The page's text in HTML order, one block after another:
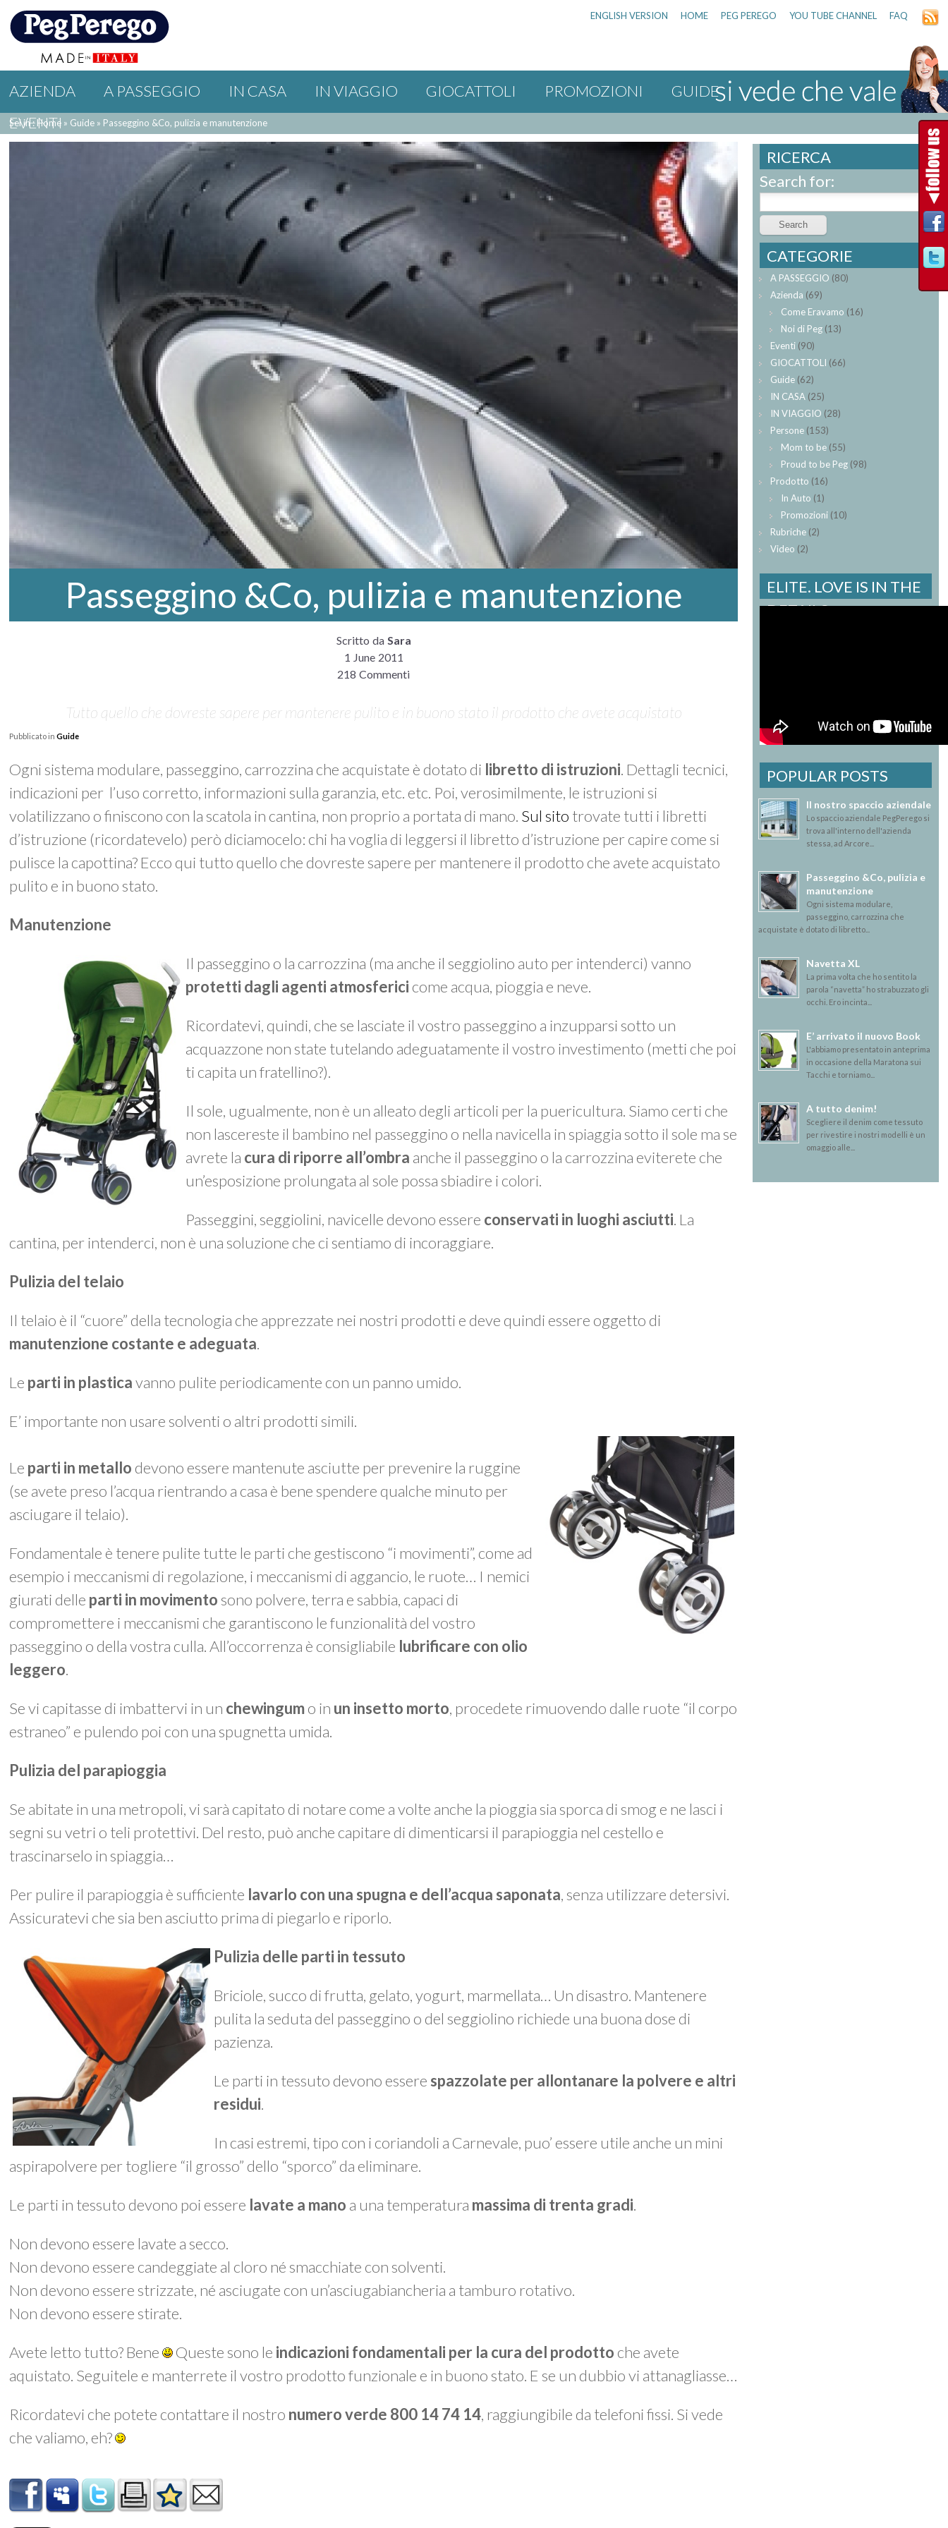
ENGLISH VERSION HOME PEG PEREGO YOU TUBE CHANNEL FAQ
AZIENDA A PASSEGGIO IN CASA IN VIAGGIO GIOCATTOLI PROMOZIONI
GUIDE
EVENTI
Sei in : Home » Guide » Passeggino &Co, pulizia e manutenzione
Passeggino &Co, pulizia e manutenzione
Scritto da Sara
1 June 2011
218 Commenti
Tutto quello che dovreste sapere per mantenere pulito e in buono stato il prodotto che avete acquistato
Pubblicato inGuide
Ogni sistema modulare, passeggino, carrozzina che acquistate è dotato di libretto di istruzioni. Dettagli tecnici,
indicazioni per l’uso corretto, informazioni sulla garanzia, etc. etc. Poi, verosimilmente, le istruzioni si
volatilizzano o finiscono con la scatola in cantina, non proprio a portata di mano. Sul sito trovate tutti i libretti
d’istruzione (ricordatevelo) però diciamocelo: chi ha voglia di leggersi il libretto d’istruzione per capire come si
pulisce la capottina? Ecco qui tutto quello che dovreste sapere per mantenere il prodotto che avete acquistato
pulito e in buono stato.
Manutenzione
Il passeggino o la carrozzina (ma anche il seggiolino auto per intenderci) vanno
protetti dagli agenti atmosferici come acqua, pioggia e neve.
Ricordatevi, quindi, che se lasciate il vostro passeggino a inzupparsi sotto un
acquazzone non state tutelando adeguatamente il vostro investimento (metti che poi
ti capita un fratellino?).
Il sole, ugualmente, non è un alleato degli articoli per la puericultura. Siamo certi che
non lascereste il bambino nel passeggino o nella navicella in spiaggia sotto il sole ma se
avrete la cura di riporre all’ombra anche il passeggino o la carrozzina eviterete che
un’esposizione prolungata al sole possa sbiadire i colori.
Passeggini, seggiolini, navicelle devono essere conservati in luoghi asciutti. La
cantina, per intenderci, non è una soluzione che ci sentiamo di incoraggiare.
Pulizia del telaio
Il telaio è il “cuore” della tecnologia che apprezzate nei nostri prodotti e deve quindi essere oggetto di
manutenzione costante e adeguata.
Le parti in plasticavanno pulite periodicamente con un panno umido.
E’ importante non usare solventi o altri prodotti simili.
Le parti in metallo devono essere mantenute asciutte per prevenire la ruggine
(se avete preso l’acqua rientrando a casa è bene spendere qualche minuto per
asciugare il telaio).
Fondamentale è tenere pulite tutte le parti che gestiscono “i movimenti”, come ad
esempio i meccanismi di regolazione, i meccanismi di aggancio, le ruote… I nemici
giurati delle parti in movimento sono polvere, terra e sabbia, capaci di
compromettere i meccanismi che garantiscono le funzionalità del vostro
passeggino o della vostra culla. All’occorrenza è consigliabile lubrificare con olio
leggero.
Se vi capitasse di imbattervi in un chewingumo in un insetto morto, procedete rimuovendo dalle ruote “il corpo
estraneo” e pulendo poi con una spugnetta umida.
Pulizia del parapioggia
Se abitate in una metropoli, vi sarà capitato di notare come a volte anche la pioggia sia sporca di smog e ne lasci i
segni su vetri o teli protettivi. Del resto, può anche capitare di dimenticarsi il parapioggia nel cestello e
trascinarselo in spiaggia…
Per pulire il parapioggia è sufficiente lavarlo con una spugna e dell’acqua saponata, senza utilizzare detersivi.
Assicuratevi che sia ben asciutto prima di piegarlo e riporlo.
Pulizia delle parti in tessuto
Briciole, succo di frutta, gelato, yogurt, marmellata… Un disastro. Mantenere
pulita la seduta del passeggino o del seggiolino richiede una buona dose di
pazienza.
Le parti in tessuto devono essere spazzolate per allontanare la polvere e altri
residui.
In casi estremi, tipo con i coriandoli a Carnevale, puo’ essere utile anche un mini
aspirapolvere per togliere “il grosso” dello “sporco” da eliminare.
Le parti in tessuto devono poi essere lavate a mano a una temperatura massima di trenta gradi.
Non devono essere lavate a secco.
Non devono essere candeggiate al cloro né smacchiate con solventi.
Non devono essere strizzate, né asciugate con un’asciugabiancheria a tamburo rotativo.
Non devono essere stirate.
Avete letto tutto? Bene Queste sono le indicazioni fondamentali per la cura del prodotto che avete
aquistato. Seguitele e manterrete il vostro prodotto funzionale e in buono stato. E se un dubbio vi attanagliasse…
Ricordatevi che potete contattare il nostro numero verde 800 14 74 14, raggiungibile da telefoni fissi. Si vede
che valiamo, eh?
RICERCA
Search for:
CATEGORIE
A PASSEGGIO (80)
Azienda (69)
Come Eravamo (16)
Noi di Peg (13)
Eventi (90)
GIOCATTOLI (66)
Guide (62)
IN CASA (25)
IN VIAGGIO (28)
Persone (153)
Mom to be (55)
Proud to be Peg (98)
Prodotto (16)
In Auto (1)
Promozioni (10)
Rubriche (2)
Video (2)
ELITE. LOVE IS IN THE
DETAILS.
POPULAR POSTS
Il nostro spaccio aziendale
Lo spaccio aziendale PegPerego si
trova all'interno dell'azienda
stessa, ad Arcore...
Passeggino &Co, pulizia e
manutenzione
Ogni sistema modulare,
passeggino, carrozzina che
acquistate è dotato di libretto...
Navetta XL
La prima volta che ho sentito la
parola “navetta” ho strabuzzato gli
occhi. Ero incinta...
E’ arrivato il nuovo Book
L'abbiamo presentato in anteprima
in occasione della Maratona sui
Tacchi e torniamo...
A tutto denim!
Scegliere il denim come tessuto
per rivestire i nostri modelli è un
omaggio alle...